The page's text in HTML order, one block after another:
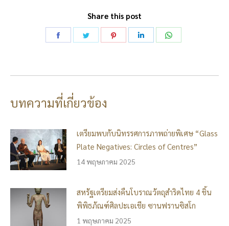
Share this post
บทความที่เกี่ยวข้อง
เตรียมพบกับนิทรรศการภาพถ่ายพิเศษ “Glass
Plate Negatives: Circles of Centres”
14 พฤษภาคม 2025
สหรัฐเตรียมส่งคืนโบราณวัตถุสำริดไทย 4 ชิ้น
พิพิธภัณฑ์ศิลปะเอเชีย ซานฟรานซิสโก
1 พฤษภาคม 2025